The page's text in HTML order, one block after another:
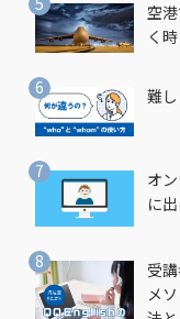
空
く
難
オ
に
受
メ